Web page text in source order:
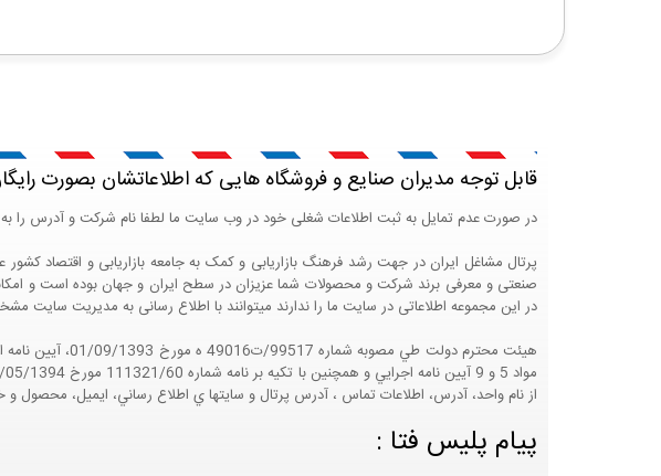
قابل توجه مدیران صنایع و فروشگاه هایی که اطلاعاتشان بصورت
در صورت عدم تمایل به ثبت اطلاعات شغلی خود در وب سایت ما لطفا نام شرکت و آدرس را
صنعتی و معرفی برند شرکت و محصولات شما عزیزان در سطح ایران و جهان بوده است و
در این مجموعه اطلاعاتی در سایت ما را ندارند میتوانند با اطلاع رسانی به مدیریت سایت
از نام واحد، آدرس، اطلاعات تماس ، آدرس پرتال و سايتها ي اطلاع رساني، ايميل، محصول و
پیام پلیس فتا :